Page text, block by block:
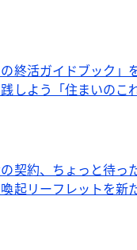
の終活ガイドブック」
しよう「住まいのこ
の契約、ちょっと待っ
起リーフレットを新